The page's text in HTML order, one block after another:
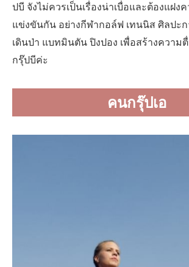
ปบี จังไม่ควรเป็นเรื่องน่าเบื่อและต้องแฝง
แข่งขันกัน อย่างกีฬากอล์ฟ เทนนิส ศิลปะ
เดินป่า แบทมินตัน ปิงปอง เพื่อสร้างความ
กรุ๊ปบีค่ะ
คนกรุ๊ปเอ